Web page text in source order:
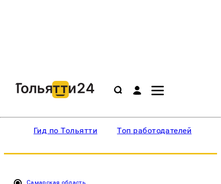
Гид по Тольятти Топ работодателей
Самарская область